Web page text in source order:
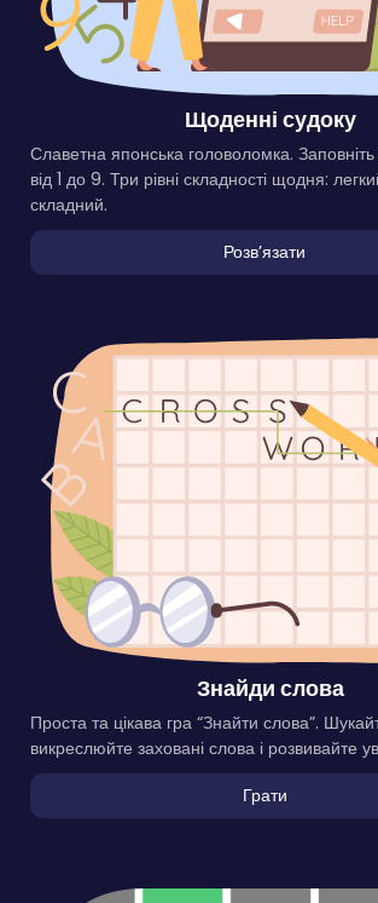
Щоденні судоку
Славетна японська головоломка. Заповніть
від 1 до 9. Три рівні складності щодня:
складний.
Розвʼязати
Знайди слова
Проста та цікава гра “Знайти слова”.
викреслюйте заховані слова і розвивайте
Грати